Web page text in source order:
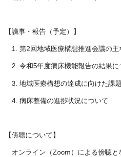
【議事・報告（予定）】
1. 第2回地域医療構想推進会議の
2. 令和5年度病床機能報告の結果に
3. 地域医療構想の達成に向けた課
4. 病床整備の進捗状況について
【傍聴について】
オンライン（Zoom）による傍聴と